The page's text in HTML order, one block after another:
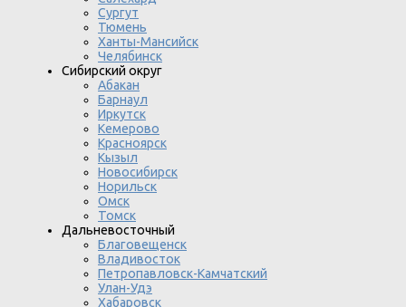
Сургут
Тюмень
Ханты-Мансийск
Челябинск
Сибирский округ
Абакан
Барнаул
Иркутск
Кемерово
Красноярск
Кызыл
Новосибирск
Норильск
Омск
Томск
Дальневосточный
Благовещенск
Владивосток
Петропавловск-Камчатский
Улан-Удэ
Хабаровск